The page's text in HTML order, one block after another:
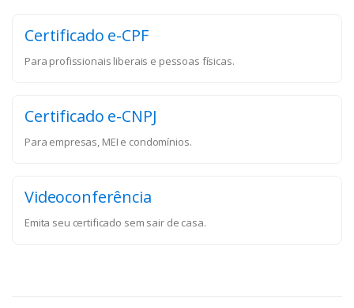
Certificado e-CPF
Para profissionais liberais e pessoas físicas.
Certificado e-CNPJ
Para empresas, MEI e condomínios.
Videoconferência
Emita seu certificado sem sair de casa.